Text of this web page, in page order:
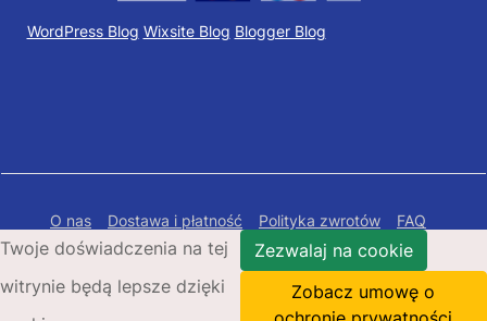
WordPress Blog Wixsite Blog Blogger Blog
O nas Dostawa i płatność Polityka zwrotów
FAQ
Polityka prywatności
Mapa Strony
Copyright © 2026 Bigbaterii.pl. Wszelkie prawa
zastrzeżone.
Twoje doświadczenia na tej
witrynie będą lepsze dzięki
Zezwalaj na cookie
Zobacz umowę o